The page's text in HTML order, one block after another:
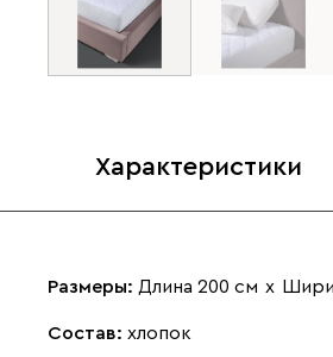
Характеристики
Размеры: Длина 200 см х
Состав: хлопок